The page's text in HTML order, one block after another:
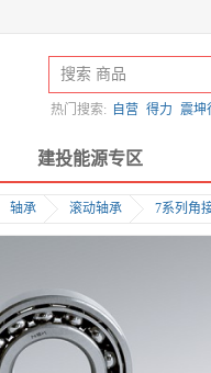
热门搜索: 自营 得力 震坤
建投能源专区
轴承 滚动轴承 7系列角